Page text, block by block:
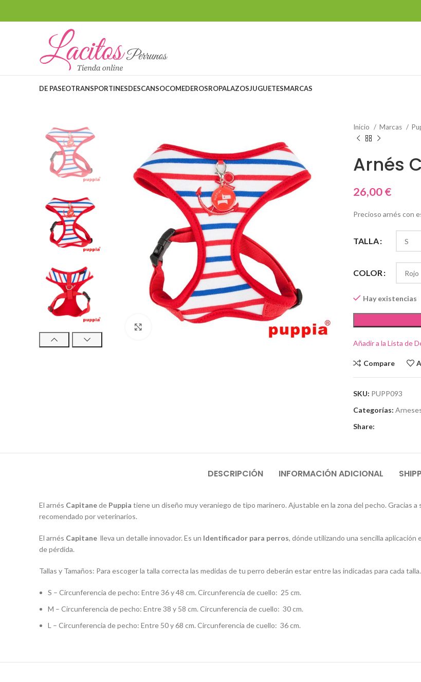
DE PASEOTRANSPORTINESDESCANSOCOMEDEROSROPALAZOSJUGUETESMARCAS
Inicio Marcas
Arnés
26,00€
Precioso arnés con
TALLA
COLOR
Hay existencias
Añadir a la Lista de
Compare
SKU: PUPP093
Categorías:
Share:
DESCRIPCIÓN INFORMACIÓN ADICIONAL
El arnés Capitanede Puppia tiene un diseño muy veraniego de tipo marinero. Ajustable en la zona del pecho. Gracias
recomendado por veterinarios.
El arnés Capitane lleva un detalle innovador. Es un Identificador para perros, dónde utilizando una sencilla
de pérdida.
Tallas y Tamaños: Para escoger la talla correcta las medidas de tu perro deberán estar entre las indicadas para cada talla.
S – Circunferencia de pecho: Entre 36 y 48 cm. Circunferencia de cuello: 25 cm.
M – Circunferencia de pecho: Entre 38 y 58 cm. Circunferencia de cuello: 30 cm.
L – Circunferencia de pecho: Entre 50 y 68 cm. Circunferencia de cuello: 36 cm.